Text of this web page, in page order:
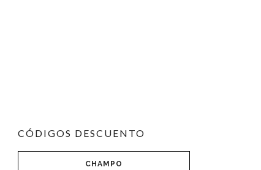
CÓDIGOS DESCUENTO
CHAMPO